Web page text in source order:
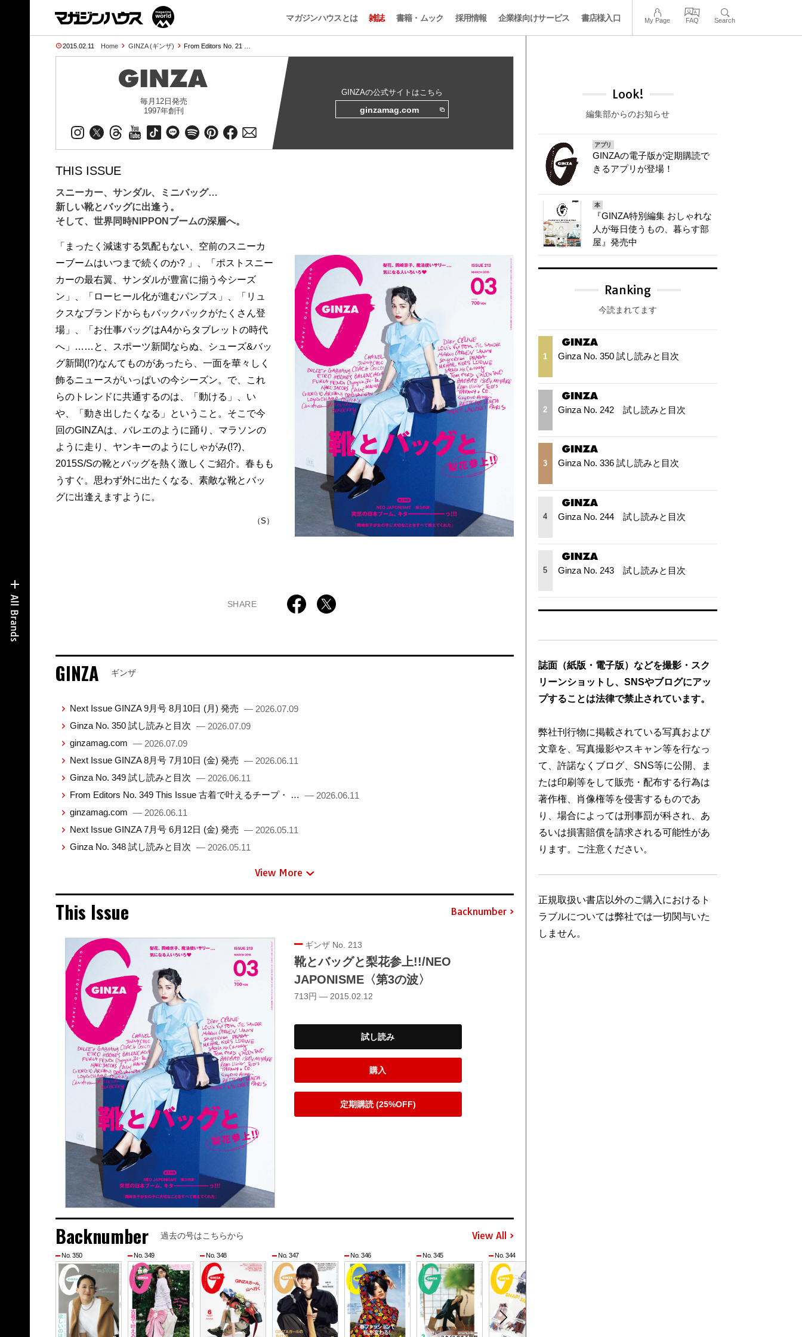
マガジンハウスとは 雑誌 書籍・ムック 採用情報 企業様向けサービス 書店様入口 My Page FAQ Search
2015.02.11 Home GINZA (ギンザ) From Editors No. 21 …
毎月12日発売
1997年創刊
GINZAの公式サイトはこちら
ginzamag.com
THIS ISSUE
スニーカー、サンダル、ミニバッグ…
新しい靴とバッグに出逢う。
そして、世界同時NIPPONブームの深層へ。
「まったく減速する気配もない、空前のスニーカ
ーブームはいつまで続くのか? 」、「ポストスニー
カーの最右翼、サンダルが豊富に揃う今シーズ
ン」、「ローヒール化が進むパンプス」、「リュ
クスなブランドからもバックパックがたくさん登
場」、「お仕事バッグはA4からタブレットの時代
へ」……と、スポーツ新聞ならぬ、シューズ&バッ
グ新聞(!?)なんてものがあったら、一面を華々しく
飾るニュースがいっぱいの今シーズン。で、これ
らのトレンドに共通するのは、「動ける」、い
や、「動き出したくなる」ということ。そこで今
回のGINZAは、バレエのように踊り、マラソンの
ように走り、ヤンキーのようにしゃがみ(!?)、
2015S/Sの靴とバッグを熱く激しくご紹介。春もも
うすぐ。思わず外に出たくなる、素敵な靴とバッ
グに出逢えますように。
（S）
SHARE
GINZA ギンザ
Next Issue GINZA 9月号 8月10日 (月) 発売 — 2026.07.09
Ginza No. 350 試し読みと目次 — 2026.07.09
ginzamag.com — 2026.07.09
Next Issue GINZA 8月号 7月10日 (金) 発売 — 2026.06.11
Ginza No. 349 試し読みと目次 — 2026.06.11
From Editors No. 349 This Issue 古着で叶えるチープ・ …
— 2026.06.11
ginzamag.com — 2026.06.11
Next Issue GINZA 7月号 6月12日 (金) 発売 — 2026.05.11
Ginza No. 348 試し読みと目次 — 2026.05.11
View More
This Issue Backnumber
ギンザ No. 213
靴とバッグと梨花参上!!/NEO
JAPONISME〈第3の波〉
713円 — 2015.02.12
試し読み
購入
定期購読 (25%OFF)
Backnumber 過去の号はこちらから View All
No. 350 No. 349 No. 348 No. 347 No. 346 No. 345 No. 344
Look!
編集部からのお知らせ
アプリ
GINZAの電子版が定期購読で
きるアプリが登場！
本
『GINZA特別編集 おしゃれな
人が毎日使うもの、暮らす部
屋』発売中
Ranking
今読まれてます
1 Ginza No. 350 試し読みと目次
2 Ginza No. 242 試し読みと目次
3 Ginza No. 336 試し読みと目次
4 Ginza No. 244 試し読みと目次
5 Ginza No. 243 試し読みと目次
誌面（紙版・電子版）などを撮影・スク
リーンショットし、SNSやブログにアッ
プすることは法律で禁止されています。
弊社刊行物に掲載されている写真および
文章を、写真撮影やスキャン等を行なっ
て、許諾なくブログ、SNS等に公開、ま
たは印刷等をして販売・配布する行為は
著作権、肖像権等を侵害するものであ
り、場合によっては刑事罰が科され、あ
るいは損害賠償を請求される可能性があ
ります。ご注意ください。
正規取扱い書店以外のご購入におけるト
ラブルについては弊社では一切関与いた
しません。